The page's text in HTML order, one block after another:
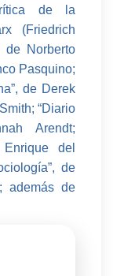
de la
(Friedrich
de Norberto
Pasquino;
de Derek
“Diario
Arendt;
del
de
además de